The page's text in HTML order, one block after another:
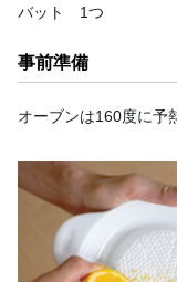
バット 1つ
事前準備
オーブンは160度に予